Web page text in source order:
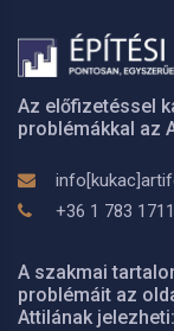
Az előfizetéssel
problémákkal az
+36 1 783 1711
A szakmai
problémáit az
Attilának jelezheti: